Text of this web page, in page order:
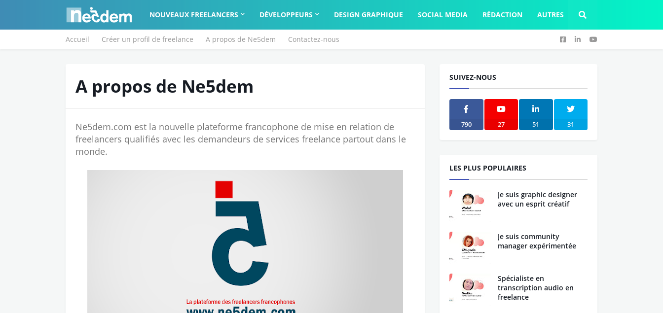
NOUVEAUX FREELANCERS DÉVELOPPEURS DESIGN GRAPHIQUE SOCIAL MEDIA RÉDACTION AUTRES
Accueil Créer un profil de freelance A propos de Ne5dem Contactez-nous
A propos de Ne5dem
Ne5dem.com est la nouvelle plateforme francophone de mise en relation de
freelancers qualifiés avec les demandeurs de services freelance partout dans le
monde.
SUIVEZ-NOUS
790 27 51 31
LES PLUS POPULAIRES
Je suis graphic designer
avec un esprit créatif
Je suis community
manager expérimentée
Spécialiste en
transcription audio en
freelance